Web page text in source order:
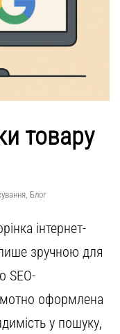
товару
Блог
інтернет-
зручною для
SEO-
оформлена
у пошуку,